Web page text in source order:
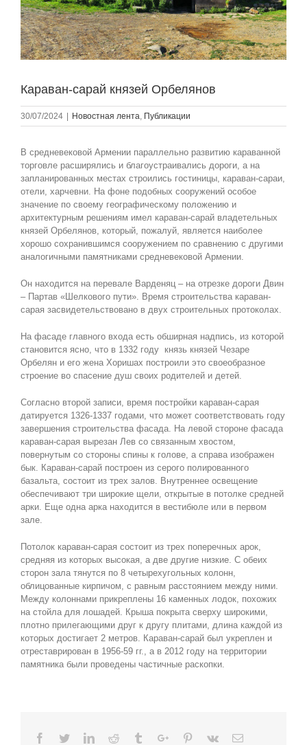
Караван-сарай князей Орбелянов
30/07/2024 Новостная лента, Публикации
В средневековой Армении параллельно развитию караванной
торговле расширялись и благоустраивались дороги, а на
запланированных местах строились гостиницы, караван-сараи,
отели, харчевни. На фоне подобных сооружений особое
значение по своему географическому положению и
архитектурным решениям имел караван-сарай владетельных
князей Орбелянов, который, пожалуй, является наиболее
хорошо сохранившимся сооружением по сравнению с другими
аналогичными памятниками средневековой Армении.
Он находится на перевале Варденяц – на отрезке дороги Двин
– Партав «Шелкового пути». Время строительства караван-
сарая засвидетельствовано в двух строительных протоколах.
На фасаде главного входа есть обширная надпись, из которой
становится ясно, что в 1332 году князь князей Чезаре
Орбелян и его жена Хоришах построили это своеобразное
строение во спасение душ своих родителей и детей.
Согласно второй записи, время постройки караван-сарая
датируется 1326-1337 годами, что может соответствовать году
завершения строительства фасада. На левой стороне фасада
караван-сарая вырезан Лев со связанным хвостом,
повернутым со стороны спины к голове, а справа изображен
бык. Караван-сарай построен из серого полированного
базальта, состоит из трех залов. Внутреннее освещение
обеспечивают три широкие щели, открытые в потолке средней
арки. Еще одна арка находится в вестибюле или в первом
зале.
Потолок караван-сарая состоит из трех поперечных арок,
средняя из которых высокая, а две другие низкие. С обеих
сторон зала тянутся по 8 четырехугольных колонн,
облицованные кирпичом, с равным расстоянием между ними.
Между колоннами прикреплены 16 каменных лодок, похожих
на стойла для лошадей. Крыша покрыта сверху широкими,
плотно прилегающими друг к другу плитами, длина каждой из
которых достигает 2 метров. Караван-сарай был укреплен и
отреставрирован в 1956-59 гг., а в 2012 году на территории
памятника были проведены частичные раскопки.
Facebook
TwitterLinkedinReddit TumblrGoogle+Pinterest
Vk Email